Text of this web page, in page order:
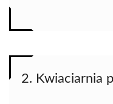
2. Kwiaciarnia